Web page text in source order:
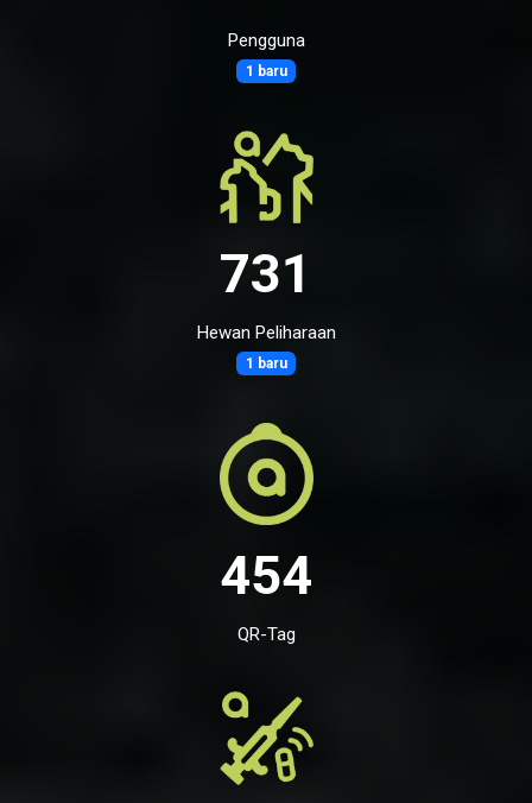
Pengguna
1 baru
731
Hewan Peliharaan
1 baru
454
QR-Tag